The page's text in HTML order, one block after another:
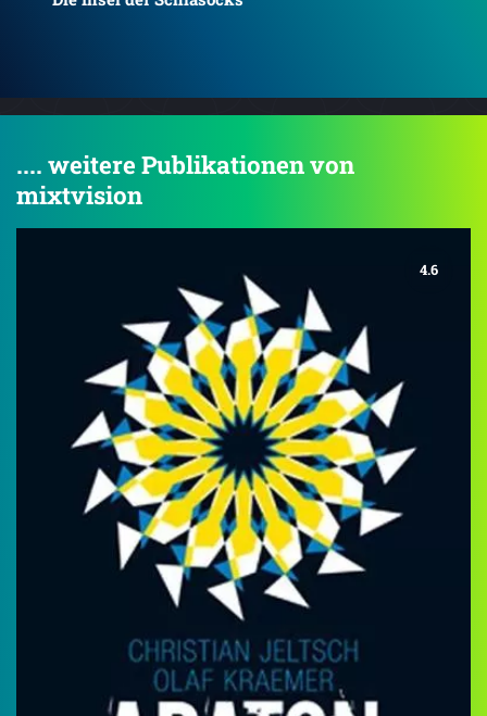
.... weitere Publikationen von
mixtvision
4.6